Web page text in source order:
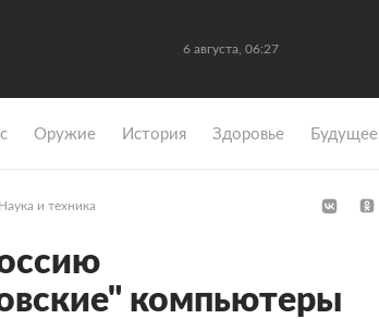
6 августа, 06:27
Оружие История Здоровье Будущее
Наука и техника
компьютеры